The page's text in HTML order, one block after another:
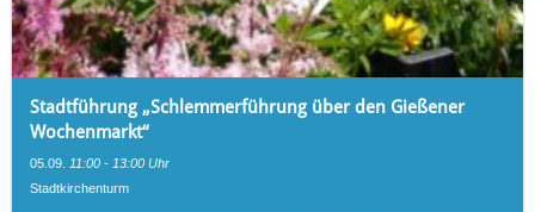
Stadtführung „Schlemmerführung über den Gießener
Wochenmarkt“
05.09. 11:00 - 13:00 Uhr
Stadtkirchenturm